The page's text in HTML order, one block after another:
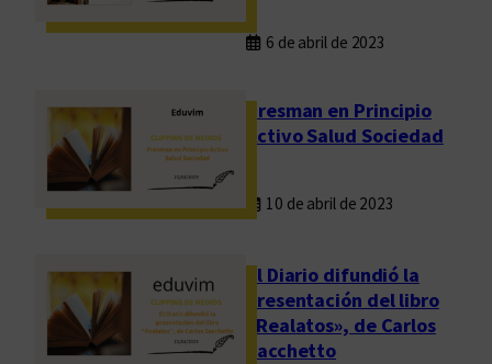
6 de abril de 2023
Presman en Principio
Activo Salud Sociedad
10 de abril de 2023
El Diario difundió la
presentación del libro
«Realatos», de Carlos
Sacchetto